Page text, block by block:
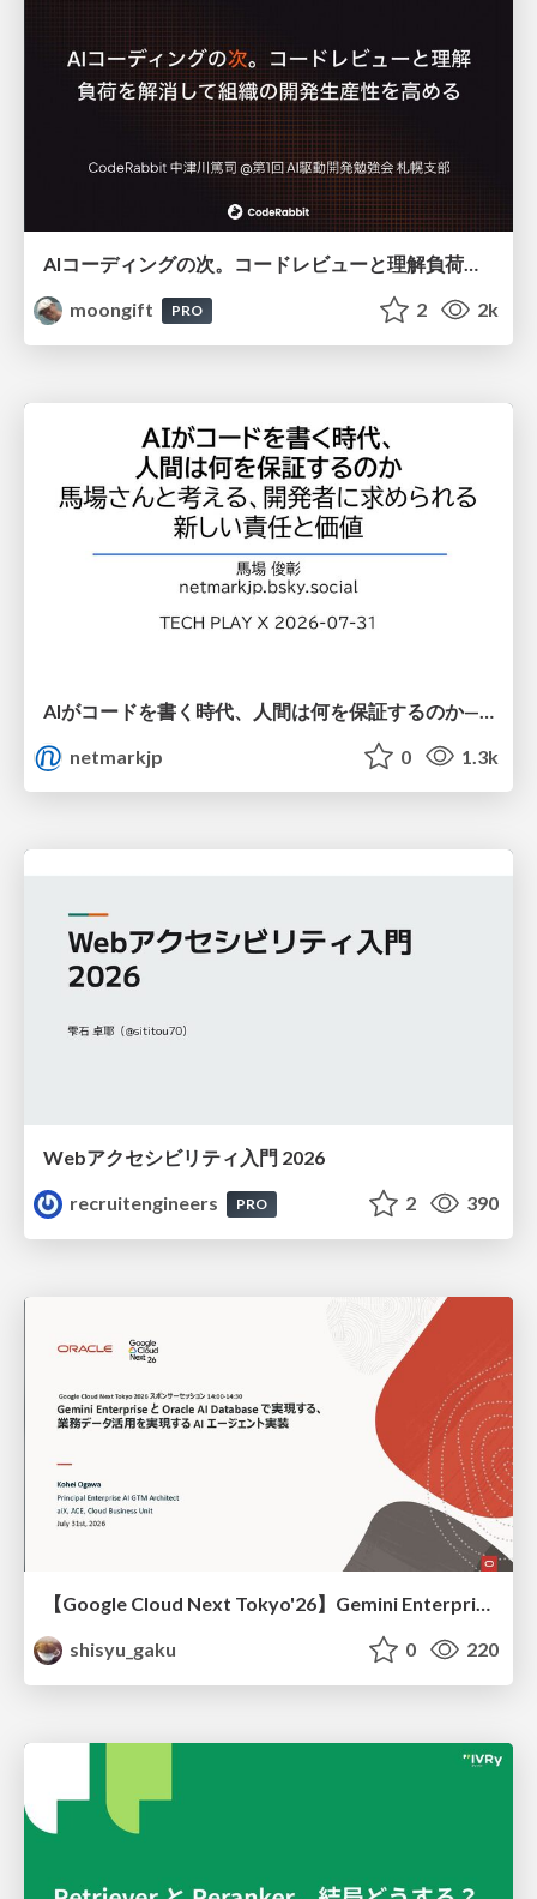
AIコーディングの次。コードレビューと理解負荷を解消して組織の開発生産性を高める
moongift
PRO 2 2k
netmarkjp
0 1.3k
Webアクセシビリティ入門 2026
recruitengineers
PRO 2 390
【Google Cloud Next Tokyo'26】Gemini Enterprise と Oracle AI Database で実現する、 業務データ活用を実現する AI エージェント実装
shisyu_gaku
0 220